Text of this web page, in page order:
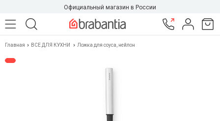
Официальный магазин в России
Главная ВСЕ ДЛЯ КУХНИ Ложка для соуса, нейлон